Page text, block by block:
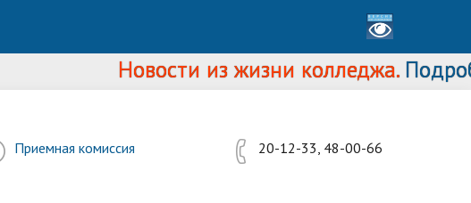
Новости из жизни колледжа.
Приемная комиссия 20-12-33, 48-00-66